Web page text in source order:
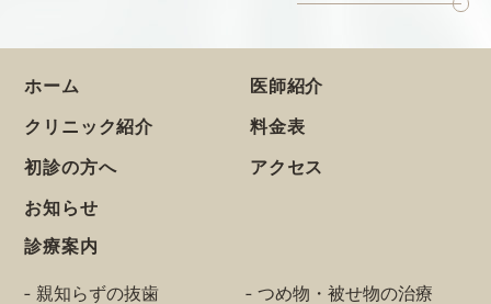
ホーム 医師紹介
クリニック紹介 料金表
初診の方へ アクセス
お知らせ
診療案内
親知らずの抜歯 つめ物・被せ物の治療